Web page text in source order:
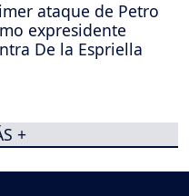
ataque de Petro
expresidente
De la Espriella
+